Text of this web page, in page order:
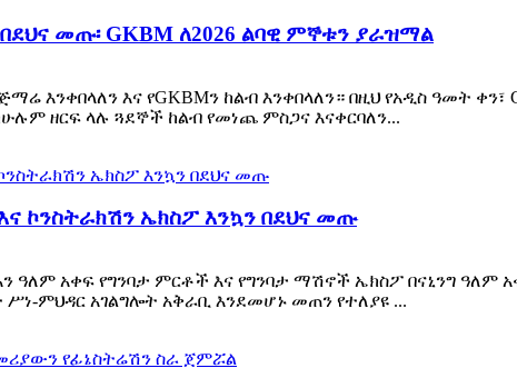
መጡ፡ GKBM ለ2026 ልባዊ ምኞቱን ያራዝማል
እንቀበላለን እና የGKBMን ከልብ እንቀበላለን። በዚህ የአዲስ ዓመት
ዘርፍ ላሉ ጓደኞች ከልብ የመነጨ ምስጋና እናቀርባለን...
እና ኮንስትራክሽን ኤክስፖ እንኳን በደህና መጡ
ዓለም አቀፍ የግንባታ ምርቶች እና የግንባታ ማሽኖች ኤክስፖ በናኒንግ
ምህዳር አገልግሎት አቅራቢ እንደመሆኑ መጠን የተለያዩ ...